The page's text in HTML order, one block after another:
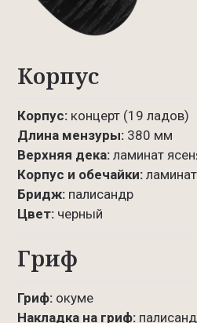
Корпус
Корпус: концерт (19 ладов)
Длина мензуры: 380 мм
Верхняя дека: ламинат
Корпус и обечайки:
Бридж: палисандр
Цвет: черный
Гриф
Гриф: окуме
Накладка на гриф: